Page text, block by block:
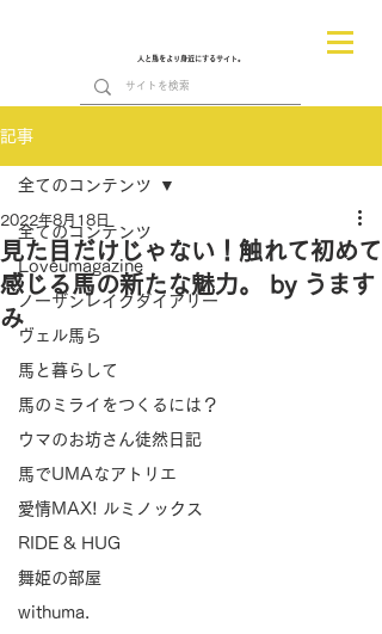
人と馬をより身近にするサイト。
記事
全てのコンテンツ
Loveumagazine
ノーザンレイクダイアリー
ヴェル馬ら
馬と暮らして
馬のミライをつくるには？
ウマのお坊さん徒然日記
馬でUMAなアトリエ
愛情MAX! ルミノックス
RIDE & HUG
舞姫の部屋
withuma.
全てのコンテンツ
見た目だけじゃない！触れて初めて
感じる馬の新たな魅力。 by うます
み
2022年8月18日